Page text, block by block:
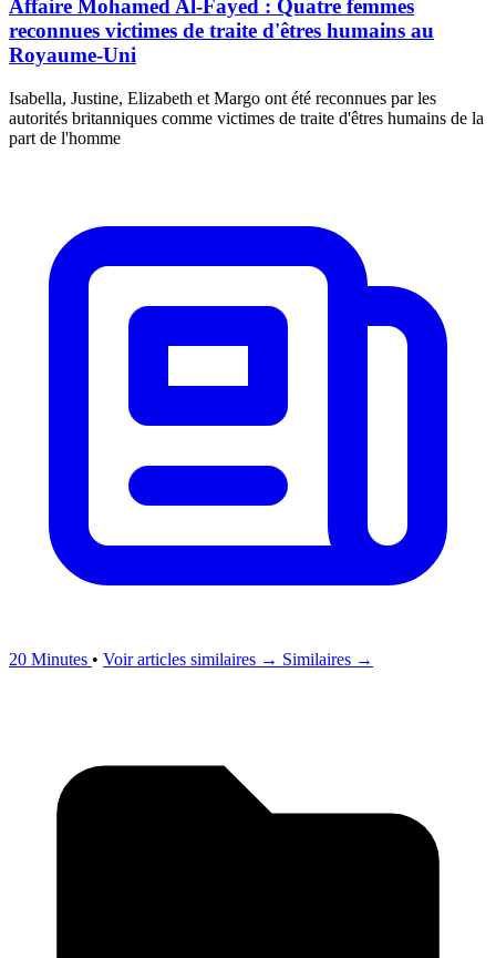
Affaire Mohamed Al-Fayed : Quatre femmes
reconnues victimes de traite d'êtres humains au
Royaume-Uni
Isabella, Justine, Elizabeth et Margo ont été reconnues par les
autorités britanniques comme victimes de traite d'êtres humains de la
part de l'homme
20 Minutes • Voir articles similaires → Similaires →